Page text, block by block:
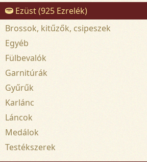
Ezüst (925 Ezrelék)
Brossok, kitűzők, csipeszek
Egyéb
Fülbevalók
Garnitúrák
Gyűrűk
Karlánc
Láncok
Medálok
Testékszerek